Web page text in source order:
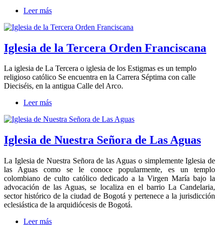
Leer más
Iglesia de la Tercera Orden Franciscana
La iglesia de La Tercera o iglesia de los Estigmas es un templo
religioso católico Se encuentra en la Carrera Séptima con calle
Dieciséis, en la antigua Calle del Arco.
Leer más
Iglesia de Nuestra Señora de Las Aguas
La Iglesia de Nuestra Señora de las Aguas o simplemente Iglesia de
las Aguas como se le conoce popularmente, es un templo
colombiano de culto católico dedicado a la Virgen María bajo la
advocación de las Aguas, se localiza en el barrio La Candelaria,
sector histórico de la ciudad de Bogotá y pertenece a la jurisdicción
eclesiástica de la arquidiócesis de Bogotá.
Leer más